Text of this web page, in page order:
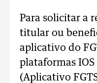
Para solicitar a
titular ou
aplicativo do
plataformas
(Aplicativo